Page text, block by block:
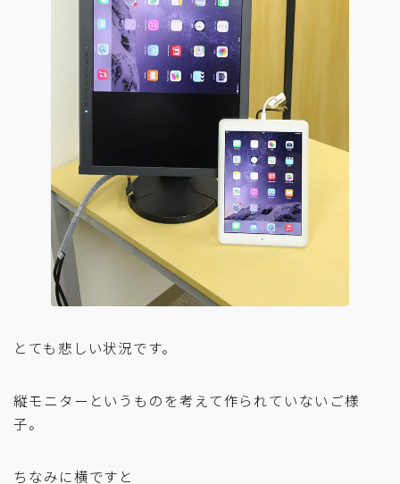
とても悲しい状況です。
縦モニターというものを考えて作られていないご様
子。
ちなみに横ですと